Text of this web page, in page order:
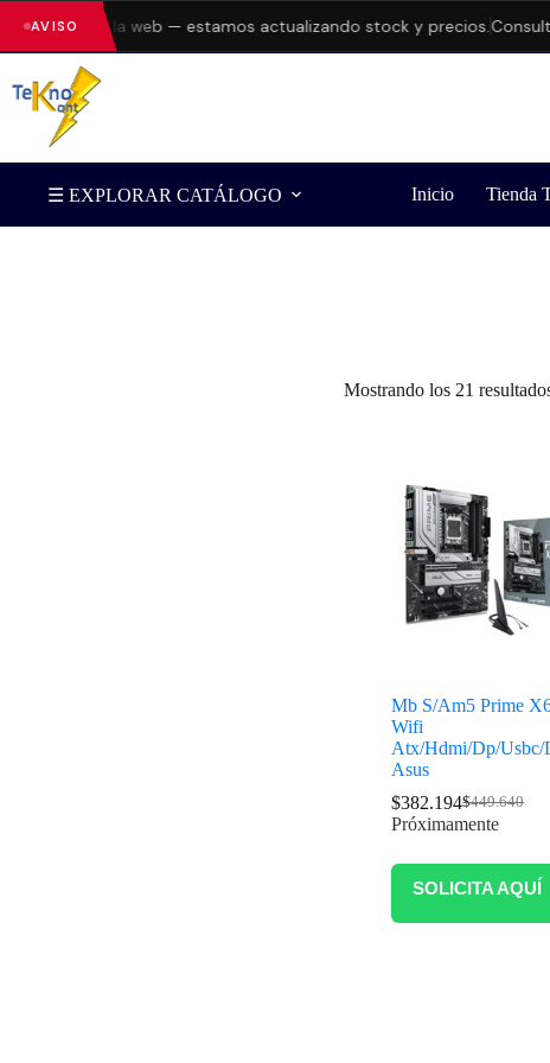
AVISOen la web — estamos actualizando stock y precios.Consulta
☰ EXPLORAR CATÁLOGO Inicio Tienda
Mostrando los 21
Mb S/Am5 Prime
Wifi
Atx/Hdmi/Dp/Usbc/
Asus
$449.640
$382.194
Próximamente
SOLICITA AQUÍ